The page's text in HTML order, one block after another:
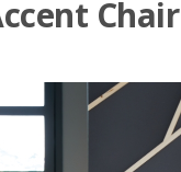
Chair